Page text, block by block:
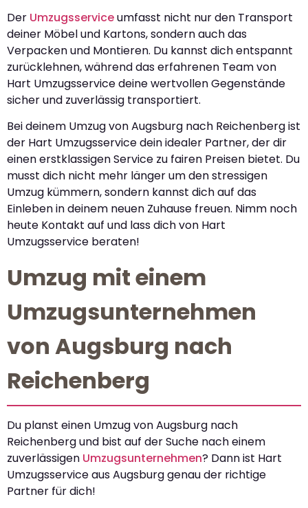
Der Umzugsserviceumfasst nicht nur den Transport
deiner Möbel und Kartons, sondern auch das
Verpacken und Montieren. Du kannst dich entspannt
zurücklehnen, während das erfahrenen Team von
Hart Umzugsservice deine wertvollen Gegenstände
sicher und zuverlässig transportiert.
Bei deinem Umzug von Augsburg nach Reichenberg ist
der Hart Umzugsservice dein idealer Partner, der dir
einen erstklassigen Service zu fairen Preisen bietet. Du
musst dich nicht mehr länger um den stressigen
Umzug kümmern, sondern kannst dich auf das
Einleben in deinem neuen Zuhause freuen. Nimm noch
heute Kontakt auf und lass dich von Hart
Umzugsservice beraten!
Umzug mit einem
Umzugsunternehmen
von Augsburg nach
Reichenberg
Du planst einen Umzug von Augsburg nach
Reichenberg und bist auf der Suche nach einem
zuverlässigen Umzugsunternehmen? Dann ist Hart
Umzugsservice aus Augsburg genau der richtige
Partner für dich!